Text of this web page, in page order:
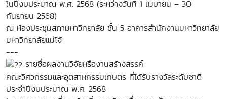
ในปีงบประมาณ พ.ศ. 2568 (ระหว่างวันที่ 1 เมษายน – 30
กันยายน 2568)
ณ ห้องประชุมสภามหาวิทยาลัย ชั้น 5 อาคารสำนักงานมหาวิทยาลัย
มหาวิทยาลัยแม่โจ้
---
รายชื่อผลงานวิจัยหรืองานสร้างสรรค์
คณะวิศวกรรมและอุตสาหกรรมเกษตร ที่ได้รับรางวัลระดับชาติ
ประจำปีงบประมาณ พ.ศ. 2568